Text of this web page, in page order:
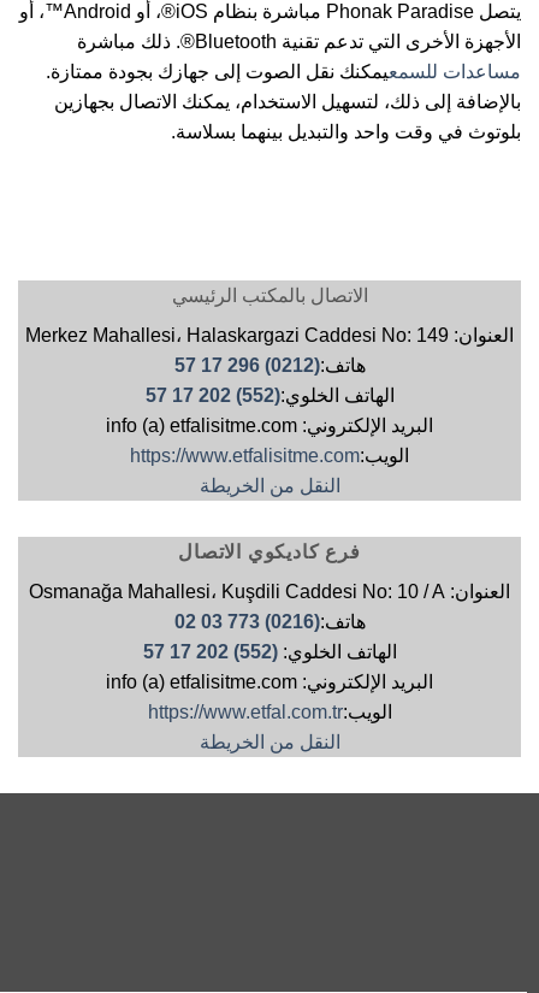
يتصل Phonak Paradise مباشرة بنظام iOS®، أو Android™، أو
الأجهزة الأخرى التي تدعم تقنية Bluetooth®. ذلك مباشرة
مساعدات للسمعيمكنك نقل الصوت إلى جهازك بجودة ممتازة.
بالإضافة إلى ذلك، لتسهيل الاستخدام، يمكنك الاتصال بجهازين
بلوتوث في وقت واحد والتبديل بينهما بسلاسة.
الاتصال بالمكتب الرئيسي
العنوان: Merkez Mahallesi، Halaskargazi Caddesi No: 149
هاتف: (0212) 296 17 57
الهاتف الخلوي:(552) 202 17 57
البريد الإلكتروني: info (a) etfalisitme.com
الويب:https://www.etfalisitme.com
النقل من الخريطة
فرع كاديكوي الاتصال
العنوان: Osmanağa Mahallesi، Kuşdili Caddesi No: 10 / A
هاتف: (0216) 773 03 02
الهاتف الخلوي:(552) 202 17 57
البريد الإلكتروني: info (a) etfalisitme.com
الويب:https://www.etfal.com.tr
النقل من الخريطة